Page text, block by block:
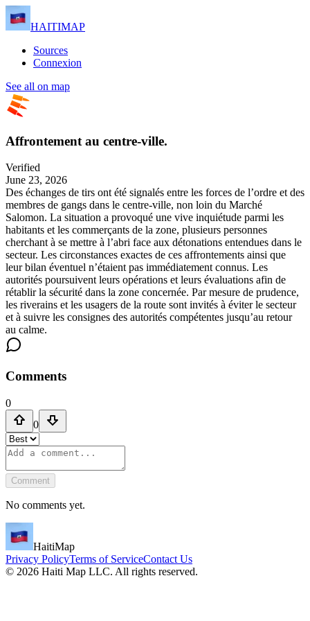
HAITIMAP
Sources
Connexion
See all on map
Affrontement au centre-ville.
Verified
June 23, 2026
Des échanges de tirs ont été signalés entre les forces de l’ordre et des
membres de gangs dans le centre-ville, non loin du Marché
Salomon. La situation a provoqué une vive inquiétude parmi les
habitants et les commerçants de la zone, plusieurs personnes
cherchant à se mettre à l’abri face aux détonations entendues dans le
secteur. Les circonstances exactes de ces affrontements ainsi que
leur bilan éventuel n’étaient pas immédiatement connus. Les
autorités poursuivent leurs opérations et leurs évaluations afin de
rétablir la sécurité dans la zone concernée. Par mesure de prudence,
les riverains et les usagers de la route sont invités à éviter le secteur
et à suivre les consignes des autorités compétentes jusqu’au retour
au calme.
Comments
0
0
Comment
No comments yet.
HaitiMap
Privacy PolicyTerms of ServiceContact Us
© 2026 Haiti Map LLC. All rights reserved.